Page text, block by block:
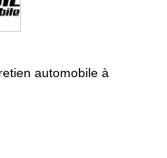
automobile à